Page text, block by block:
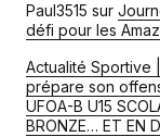
Paul3515 sur
défi pour les
Actualité Sportive
prépare son
UFOA-B U15
BRONZE… ET EN